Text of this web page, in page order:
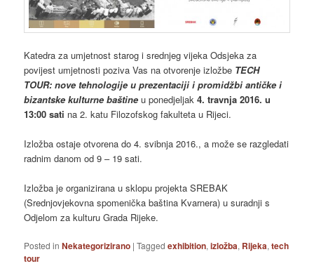
Katedra za umjetnost starog i srednjeg vijeka Odsjeka za
povijest umjetnosti poziva Vas na otvorenje izložbe TECH
TOUR: nove tehnologije u prezentaciji i promidžbi antičke i
bizantske kulturne baštine u ponedjeljak4. travnja 2016. u
13:00 sati na 2. katu Filozofskog fakulteta u Rijeci.
Izložba ostaje otvorena do 4. svibnja 2016., a može se razgledati
radnim danom od 9 – 19 sati.
Izložba je organizirana u sklopu projekta SREBAK
(Srednjovjekovna spomenička baština Kvarnera) u suradnji s
Odjelom za kulturu Grada Rijeke.
Posted in Nekategorizirano |Tagged exhibition,izložba, Rijeka,tech
tour